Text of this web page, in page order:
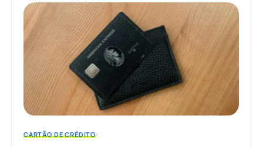
CARTÃO DE CRÉDITO